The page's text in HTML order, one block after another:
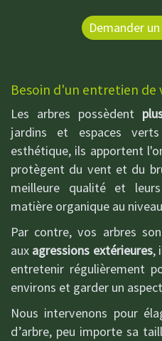
Demander
Besoin d'un entretien de
Les arbres possèdent
jardins et espaces
esthétique, ils apportent
protègent du vent et du
meilleure qualité et
matière organique au
Par contre, vos arbres
aux agressions extérieures,
entretenir régulièrement
environs et garder un
Nous intervenons pour
d’arbre, peu importe sa